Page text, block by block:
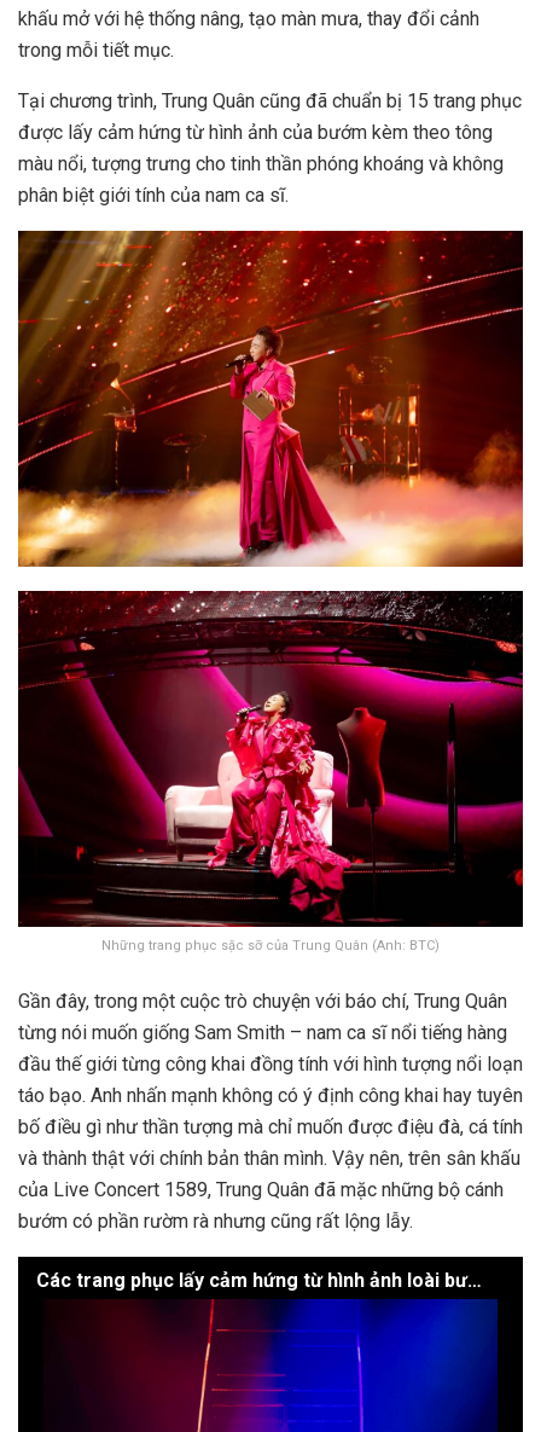
khấu mở với hệ thống nâng, tạo màn mưa, thay đổi cảnh
trong mỗi tiết mục.
Tại chương trình, Trung Quân cũng đã chuẩn bị 15 trang phục
được lấy cảm hứng từ hình ảnh của bướm kèm theo tông
màu nổi, tượng trưng cho tinh thần phóng khoáng và không
phân biệt giới tính của nam ca sĩ.
Những trang phục sặc sỡ của Trung Quân (Anh: BTC)
Gần đây, trong một cuộc trò chuyện với báo chí, Trung Quân
từng nói muốn giống Sam Smith – nam ca sĩ nổi tiếng hàng
đầu thế giới từng công khai đồng tính với hình tượng nổi loạn
táo bạo. Anh nhấn mạnh không có ý định công khai hay tuyên
bố điều gì như thần tượng mà chỉ muốn được điệu đà, cá tính
và thành thật với chính bản thân mình. Vậy nên, trên sân khấu
của Live Concert 1589, Trung Quân đã mặc những bộ cánh
bướm có phần rườm rà nhưng cũng rất lộng lẫy.
Các trang phục lấy cảm hứng từ hình ảnh loài bướm của Trung Quân